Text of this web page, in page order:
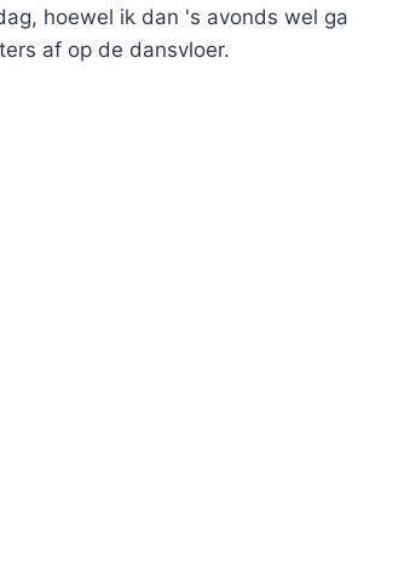
hoewel ik dan 's avonds wel ga
af op de dansvloer.